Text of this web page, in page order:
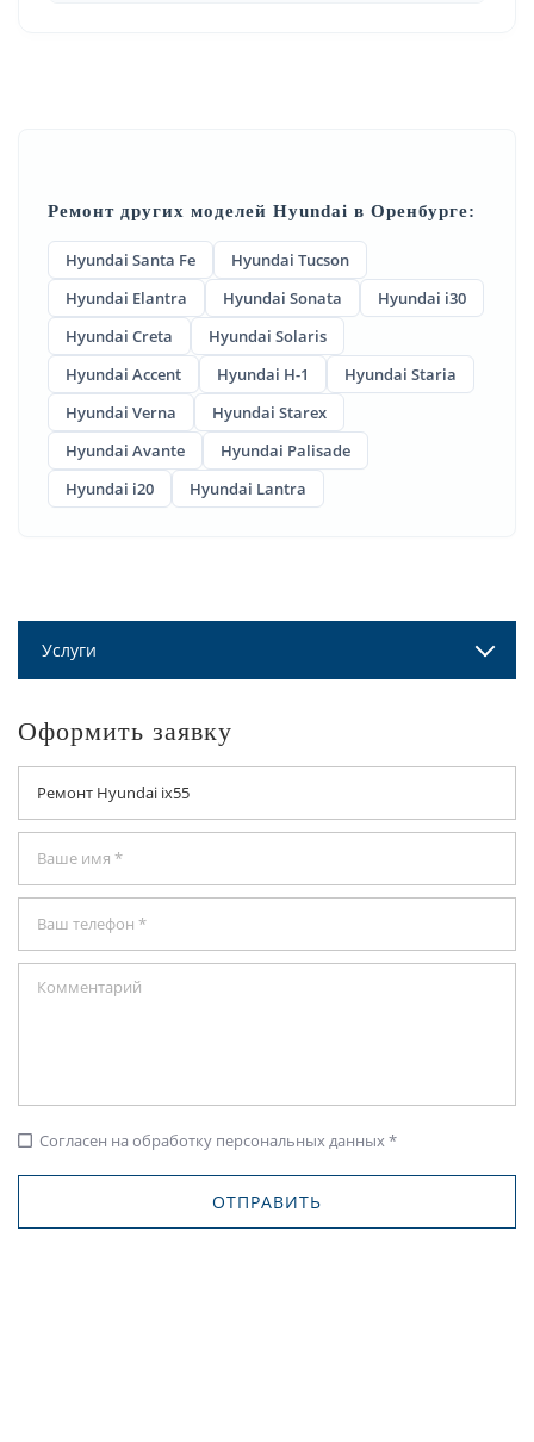
Ремонт других моделей Hyundai в Оренбурге:
Hyundai Santa Fe
Hyundai Tucson
Hyundai Elantra
Hyundai Sonata
Hyundai i30
Hyundai Creta
Hyundai Solaris
Hyundai Accent
Hyundai H-1
Hyundai Staria
Hyundai Verna
Hyundai Starex
Hyundai Avante
Hyundai Palisade
Hyundai i20
Hyundai Lantra
Услуги
Оформить заявку
check_box_outline_blank Согласен на обработку персональных данных *